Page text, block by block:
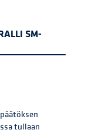
SM-
tullaan